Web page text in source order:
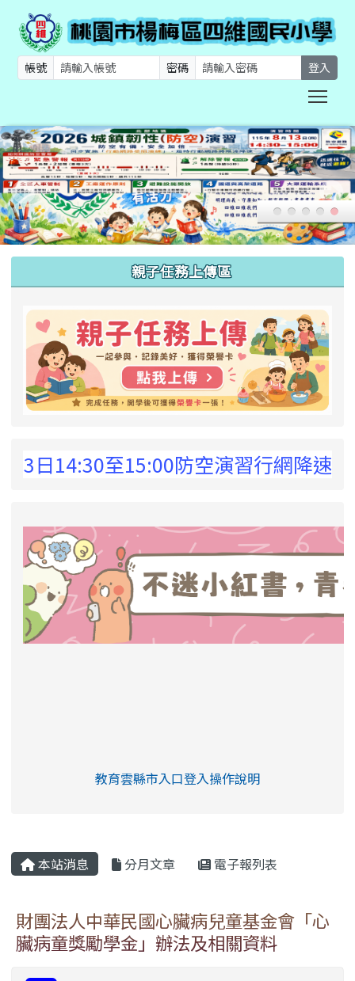
帳號 密碼 登入
親子任務上傳區
14:30至15:00防空演習行網降速演練
link to https://eliteracy.edu.tw/Shorts/
教育雲縣市入口登入操作說明
本站消息 分月文章 電子報列表
財團法人中華民國心臟病兒童基金會「心
臟病童獎勵學金」辦法及相關資料